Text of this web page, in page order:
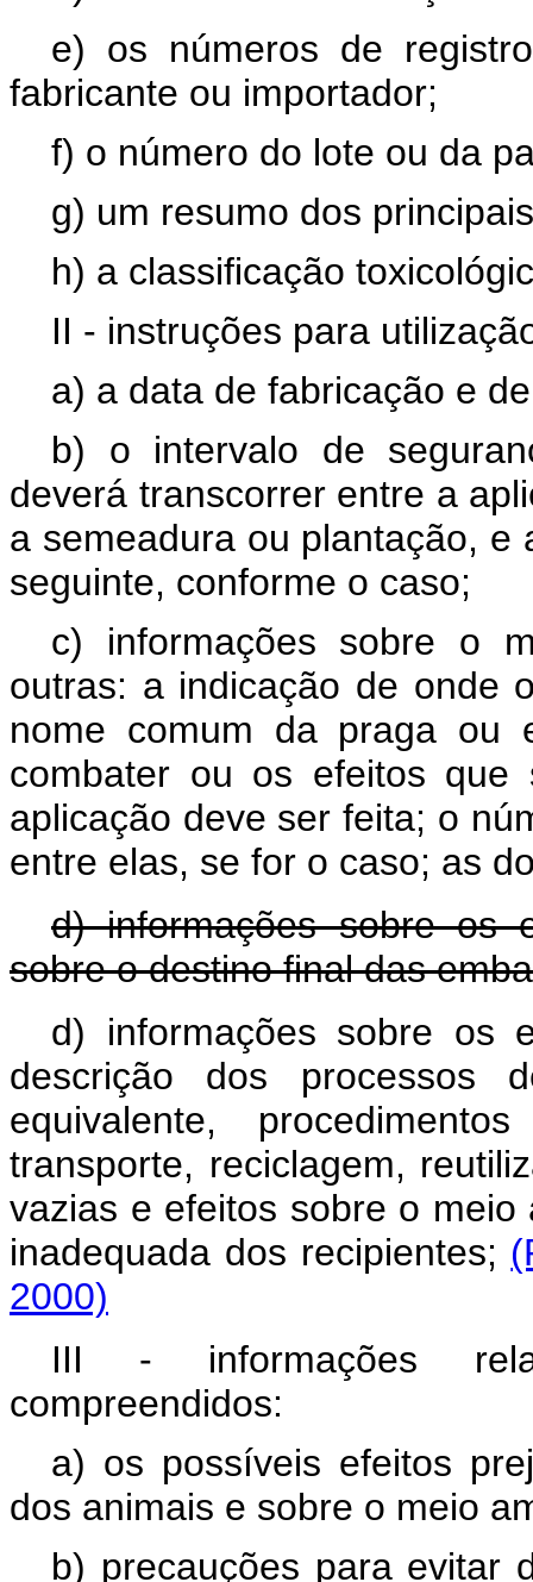
e) os números de
fabricante ou importador;
f) o número do lote ou da
g) um resumo dos
h) a classificação
II - instruções para
a) a data de fabricação e
b) o intervalo de
deverá transcorrer entre a
a semeadura ou plantação, e
seguinte, conforme o caso;
c) informações sobre o
outras: a indicação de onde
nome comum da praga ou
combater ou os efeitos
aplicação deve ser feita; o
entre elas, se for o caso; as
d) informações sobre os
sobre o destino final das
d) informações sobre os
descrição dos processos
equivalente,
transporte, reciclagem,
vazias e efeitos sobre o
inadequada dos recipientes;
2000)
III - informações
compreendidos:
a) os possíveis efeitos
dos animais e sobre o meio
b) precauções para evitar